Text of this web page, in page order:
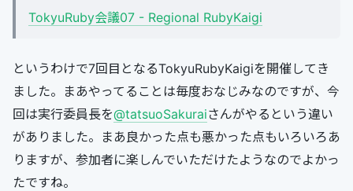
TokyuRuby会議07 - Regional RubyKaigi
というわけで7回目となるTokyuRubyKaigiを開催してき
ました。まあやってることは毎度おなじみなのですが、今
回は実行委員長を@tatsuoSakuraiさんがやるという違い
がありました。まあ良かった点も悪かった点もいろいろあ
りますが、参加者に楽しんでいただけたようなのでよかっ
たですね。